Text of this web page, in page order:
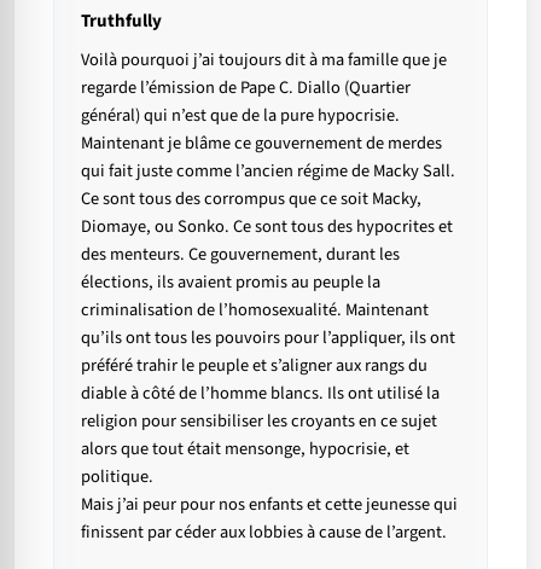
Truthfully
Voilà pourquoi j’ai toujours dit à ma famille que je
regarde l’émission de Pape C. Diallo (Quartier
général) qui n’est que de la pure hypocrisie.
Maintenant je blâme ce gouvernement de merdes
qui fait juste comme l’ancien régime de Macky Sall.
Ce sont tous des corrompus que ce soit Macky,
Diomaye, ou Sonko. Ce sont tous des hypocrites et
des menteurs. Ce gouvernement, durant les
élections, ils avaient promis au peuple la
criminalisation de l’homosexualité. Maintenant
qu’ils ont tous les pouvoirs pour l’appliquer, ils ont
préféré trahir le peuple et s’aligner aux rangs du
diable à côté de l’homme blancs. Ils ont utilisé la
religion pour sensibiliser les croyants en ce sujet
alors que tout était mensonge, hypocrisie, et
politique.
Mais j’ai peur pour nos enfants et cette jeunesse qui
finissent par céder aux lobbies à cause de l’argent.